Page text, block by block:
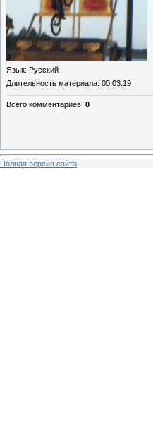
Язык: Русский
Длительность материала: 00:03:19
Всего комментариев: 0
Полная версия сайта